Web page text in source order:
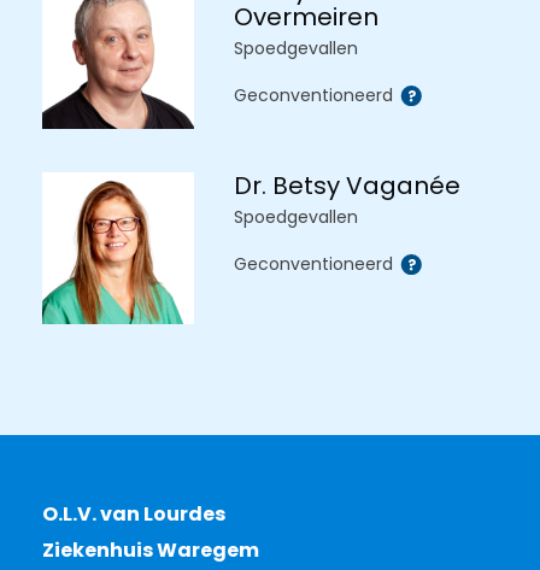
Overmeiren
Spoedgevallen
Geconventioneerd
Dr. Betsy Vaganée
Spoedgevallen
Geconventioneerd
O.L.V. van Lourdes
Ziekenhuis Waregem